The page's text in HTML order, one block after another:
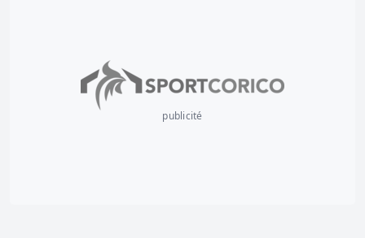
publicité